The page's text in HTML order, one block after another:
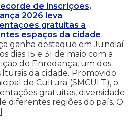
de inscrições,
2026 leva
gratuitas a
espaços da cidade
ganha destaque em Jundiaí
dias 15 e 31 de maio com a
do Enredança, um dos
da cidade. Promovido
de Cultura (SMCULT), o
gratuitas, diversidade
diferentes regiões do país. O